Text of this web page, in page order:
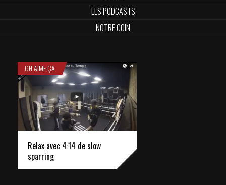
LES PODCASTS
NOTRE COIN
ON AIME ÇA
Relax avec 4:14 de slow
sparring